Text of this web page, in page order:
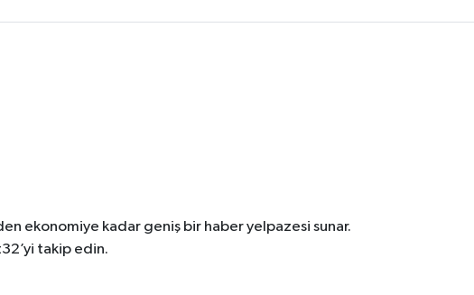
ekonomiye kadar geniş bir haber yelpazesi sunar.
takip edin.